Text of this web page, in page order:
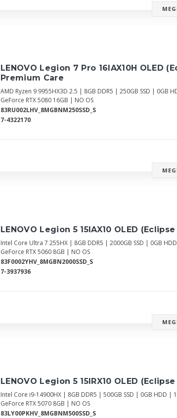
LENOVO Legion 7 Pro 16IAX10H OLED
Premium Care
AMD Ryzen 9 9955HX3D 2.5 | 8GB DDR5 | 250GB SSD | 0GB
GeForce RTX 5080 16GB | NO OS
83RU002LHV_8MGBNM250SSD_S
7-4322170
LENOVO Legion 5 15IAX10 OLED
Intel Core Ultra 7 255HX | 8GB DDR5 | 2000GB SSD | 0GB
GeForce RTX 5060 8GB | NO OS
83F0002YHV_8MGBN2000SSD_S
7-3937936
LENOVO Legion 5 15IRX10 OLED
Intel Core i9-14900HX | 8GB DDR5 | 500GB SSD | 0GB HDD |
GeForce RTX 5070 8GB | NO OS
83LY00PKHV_8MGBNM500SSD_S